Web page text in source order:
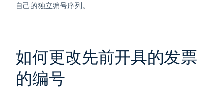
自己的独立编号序列。
如何更改先前开具的发票
的编号